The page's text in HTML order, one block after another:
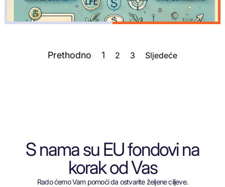
Prethodno 1 2 3 Sljedeće
S nama su EU fondovi na
korak od Vas
Rado ćemo Vam pomoći da ostvarite željene ciljeve.